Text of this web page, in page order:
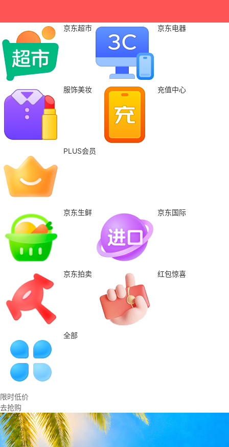
京东超市 京东电器
服饰美妆 充值中心
PLUS会员
京东生鲜 京东国际
京东拍卖 红包惊喜
全部
限时低价
去抢购